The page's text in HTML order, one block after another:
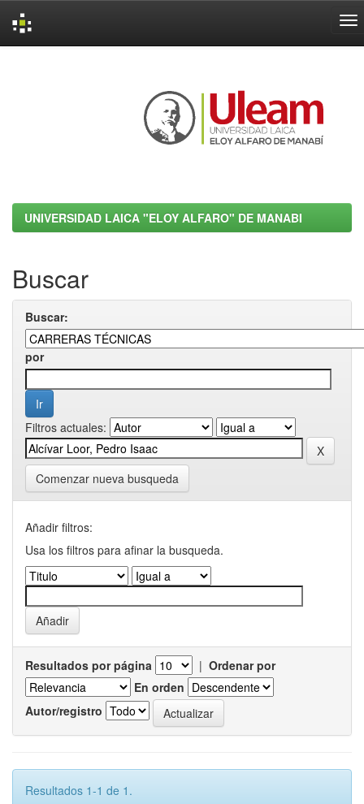
UNIVERSIDAD LAICA "ELOY ALFARO" DE MANABI
Buscar
Buscar:
por
Filtros actuales:
Comenzar nueva busqueda
Añadir filtros:
Usa los filtros para afinar la busqueda.
Resultados por página | Ordenar por
En orden
Autor/registro
Resultados 1-1 de 1.